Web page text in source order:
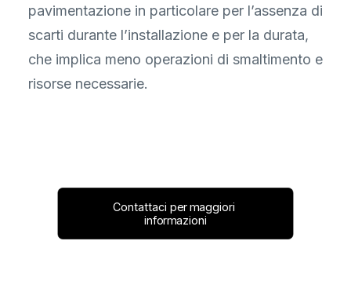
pavimentazione in particolare per l’assenza di
scarti durante l’installazione e per la durata,
che implica meno operazioni di smaltimento e
risorse necessarie.
Contattaci per maggiori
informazioni